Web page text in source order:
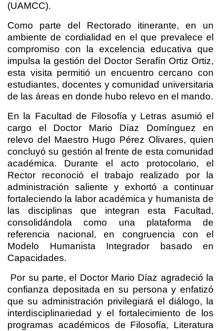
(UAMCC).
Como parte del Rectorado itinerante, en un
ambiente de cordialidad en el que prevalece el
compromiso con la excelencia educativa que
impulsa la gestión del Doctor Serafín Ortiz Ortiz,
esta visita permitió un encuentro cercano con
estudiantes, docentes y comunidad universitaria
de las áreas en donde hubo relevo en el mando.
En la Facultad de Filosofía y Letras asumió el
cargo el Doctor Mario Díaz Domínguez en
relevo del Maestro Hugo Pérez Olivares, quien
concluyó su gestión al frente de esta comunidad
académica. Durante el acto protocolario, el
Rector reconoció el trabajo realizado por la
administración saliente y exhortó a continuar
fortaleciendo la labor académica y humanista de
las disciplinas que integran esta Facultad,
consolidándola como una plataforma de
referencia nacional, en congruencia con el
Modelo Humanista Integrador basado en
Capacidades.
Por su parte, el Doctor Mario Díaz agradeció la
confianza depositada en su persona y enfatizó
que su administración privilegiará el diálogo, la
interdisciplinariedad y el fortalecimiento de los
programas académicos de Filosofía, Literatura